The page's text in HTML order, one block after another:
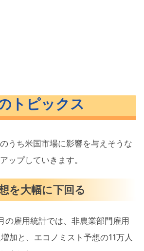
トピックス
うち米国市場に影響を与えそうな
ップしていきます。
を大幅に下回る
の雇用統計では、非農業部門雇用
加と、エコノミスト予想の11万人